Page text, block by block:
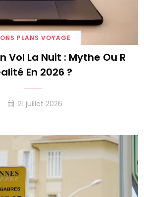
PLANS VOYAGE
Vol La Nuit : Mythe Ou R
En 2026 ?
21 juillet 2026